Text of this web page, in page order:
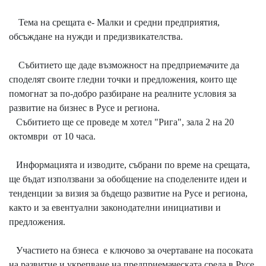
Тема на срещата е- Малки и средни предприятия,
обсъждане на нужди и предизвикателства.
Събитието ще даде възможност на предприемачите да
споделят своите гледни точки и предложения, които ще
помогнат за по-добро разбиране на реалните условия за
развитие на бизнес в Русе и региона.
Събитието ще се проведе м хотел "Рига", зала 2 на 20
октомври от 10 часа.
Информацията и изводите, събрани по време на срещата,
ще бъдат използвани за обобщение на споделените идеи и
тенденции за визия за бъдещо развитие на Русе и региона,
както и за евентуални законодателни инициативи и
предложения.
Участието на бзнеса е ключово за очертаване на посоката